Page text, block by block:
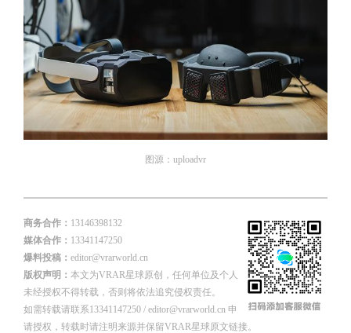
图源：uploadvr
商务合作： 13146398132
媒体合作： 13341147250
爆料投稿： editor@vrarworld.cn
版权声明： 本文为VRAR星球原创，任何单位及个人
未经授权不得转载，否则将依法追究侵权责任。
如需转载请联系13341147250 / editor@vrarworld.cn 申
请授权，转载时请注明来源并保留VRAR星球原文链接。